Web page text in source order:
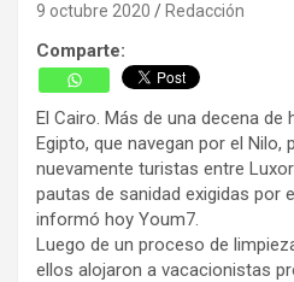
9 octubre 2020 Redacción
Comparte:
El Cairo. Más de una decena
Egipto, que navegan por el Nilo,
nuevamente turistas entre
pautas de sanidad exigidas por
informó hoy Youm7.
Luego de un proceso de
ellos alojaron a vacacionistas